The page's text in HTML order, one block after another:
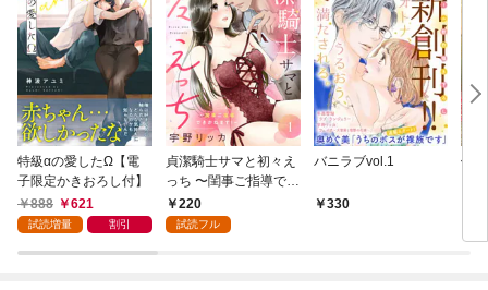
特級αの愛したΩ【電
子限定かきおろし付】
888
621
試読増量 割引
貞潔騎士サマと初々え
っち 〜閨事ご指導でき
かねます！〜（1）
220
試読フル
バニラブvol.1
330
偽